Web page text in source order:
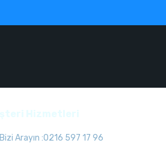
Bizi Arayın :0216 597 17 96